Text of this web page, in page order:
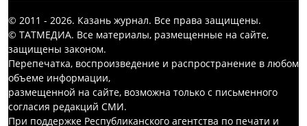
© 2011 - 2026. Казань журнал. Все права защищены.
© ТАТМЕДИА. Все материалы, размещенные на сайте,
защищены законом.
Перепечатка, воспроизведение и распространение в любом
объеме информации,
размещенной на сайте, возможна только с письменного
согласия редакций СМИ.
При поддержке Республиканского агентства по печати и